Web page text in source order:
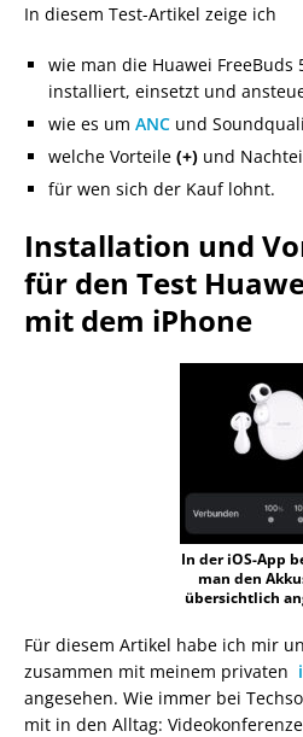
In diesem Test-Artikel zeige ich
wie man die Huawei FreeBuds
installiert, einsetzt und
wie es um ANC und
welche Vorteile (+) und
für wen sich der Kauf lohnt.
Installation und
für den Test
mit dem iPhone
In der iOS-App
man den
übersichtlich
Für diesem Artikel habe ich mir
zusammen mit meinem privaten
angesehen. Wie immer bei
mit in den Alltag: